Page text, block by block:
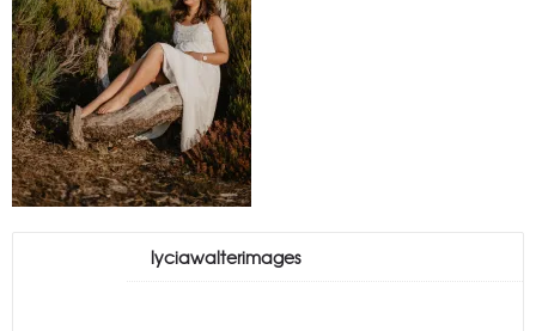
lyciawalterimages